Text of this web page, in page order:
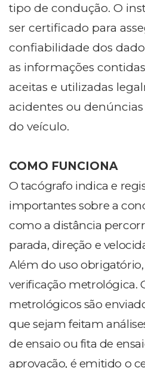
tipo de condução. O
ser certificado para
confiabilidade dos
as informações
aceitas e utilizadas
acidentes ou
do veículo.
COMO FUNCIONA
O tacógrafo indica e
importantes sobre a
como a distância
parada, direção e
Além do uso obrigatório,
verificação metrológica.
metrológicos são
que sejam feitam
de ensaio ou fita de
aprovação, é emitido o